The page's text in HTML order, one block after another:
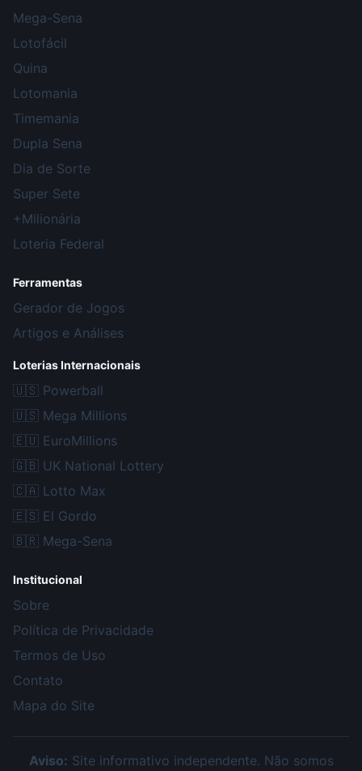
Mega-Sena
Lotofácil
Quina
Lotomania
Timemania
Dupla Sena
Dia de Sorte
Super Sete
+Milionária
Loteria Federal
Ferramentas
Gerador de Jogos
Artigos e Análises
Loterias Internacionais
🇺🇸 Powerball
🇺🇸 Mega Millions
🇪🇺 EuroMillions
🇬🇧 UK National Lottery
🇨🇦 Lotto Max
🇪🇸 El Gordo
🇧🇷 Mega-Sena
Institucional
Sobre
Política de Privacidade
Termos de Uso
Contato
Mapa do Site
Aviso: Site informativo independente. Não somos